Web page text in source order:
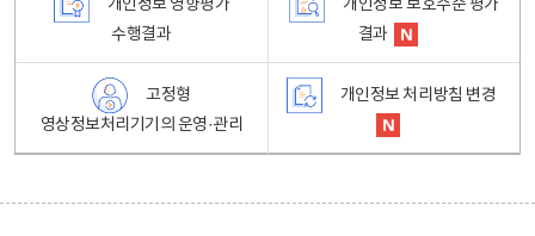
개인정보 영향평가
수행결과
개인정보 보호수준 평가
결과
고정형
영상정보처리기기의 운영·관리
개인정보 처리방침 변경